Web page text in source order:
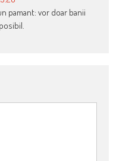
pamant: vor doar banii